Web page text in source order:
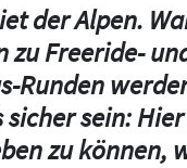
der Alpen.
Freeride-
Runden
sein:
zu können,